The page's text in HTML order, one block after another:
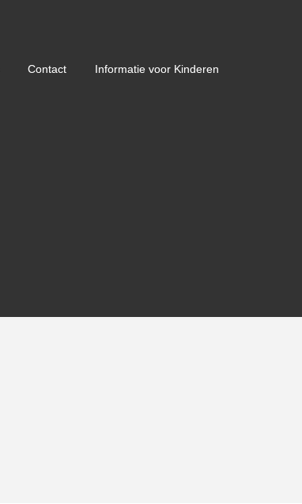
Contact Informatie voor Kinderen